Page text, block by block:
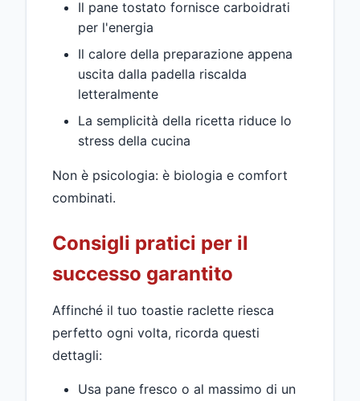
Il pane tostato fornisce carboidrati
per l'energia
Il calore della preparazione appena
uscita dalla padella riscalda
letteralmente
La semplicità della ricetta riduce lo
stress della cucina
Non è psicologia: è biologia e comfort
combinati.
Consigli pratici per il
successo garantito
Affinché il tuo toastie raclette riesca
perfetto ogni volta, ricorda questi
dettagli:
Usa pane fresco o al massimo di un